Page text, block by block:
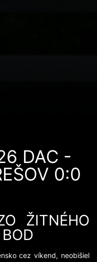
DAC -
0:0
ŽITNÉHO
cez víkend, neobišiel